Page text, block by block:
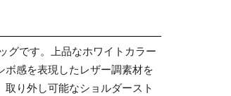
グです。上品なホワイトカラー
感を表現したレザー調素材を
り外し可能なショルダースト